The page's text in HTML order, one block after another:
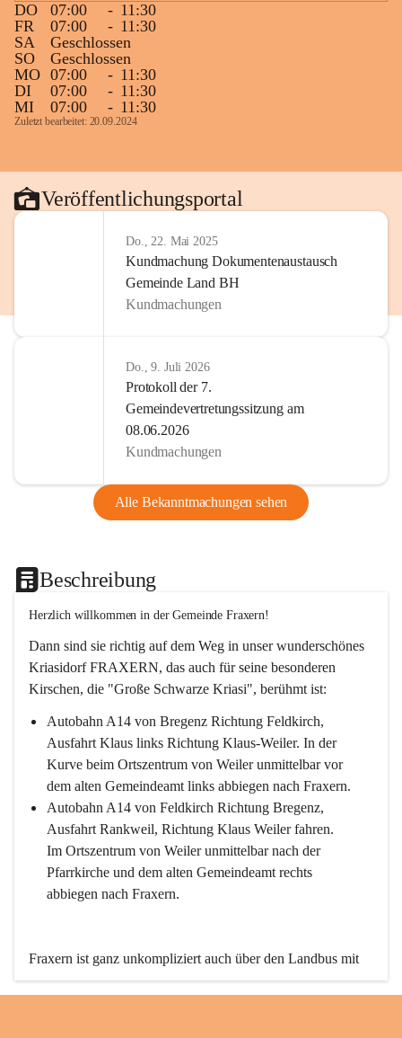
DO
07:00 - 11:30
FR
07:00 - 11:30
SA
Geschlossen
SO
Geschlossen
MO 07:00 - 11:30
DI
07:00 - 11:30
MI
07:00 - 11:30
Zuletzt bearbeitet: 20.09.2024
Veröffentlichungsportal
Do., 22. Mai 2025
Kundmachung Dokumentenaustausch
Gemeinde Land BH
Kundmachungen
Do., 9. Juli 2026
Protokoll der 7.
Gemeindevertretungssitzung am
08.06.2026
Kundmachungen
Alle Bekanntmachungen sehen
Beschreibung
Herzlich willkommen in der Gemeinde Fraxern!
Dann sind sie richtig auf dem Weg in unser wunderschönes
Kriasidorf FRAXERN, das auch für seine besonderen
Kirschen, die "Große Schwarze Kriasi", berühmt ist:
Autobahn A14 von Bregenz Richtung Feldkirch,
Ausfahrt Klaus links Richtung Klaus-Weiler. In der
Kurve beim Ortszentrum von Weiler unmittelbar vor
dem alten Gemeindeamt links abbiegen nach Fraxern.
Autobahn A14 von Feldkirch Richtung Bregenz,
Ausfahrt Rankweil, Richtung Klaus Weiler fahren.
Im Ortszentrum von Weiler unmittelbar nach der
Pfarrkirche und dem alten Gemeindeamt rechts
abbiegen nach Fraxern.
Fraxern ist ganz unkompliziert auch über den Landbus mit
den öffentlichen Verkehrsmitteln zu erreichen. Die Linie